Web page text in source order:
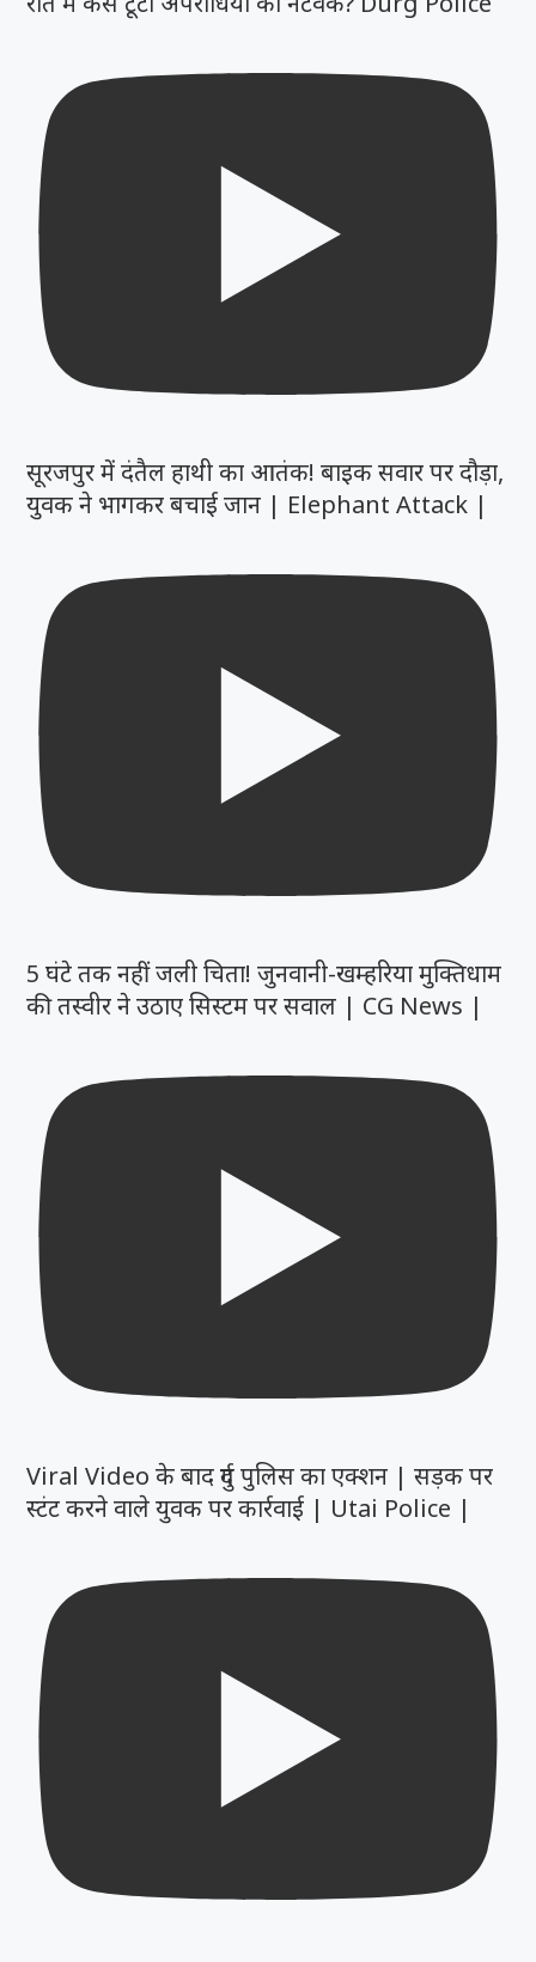
सूरजपुर में दंतैल हाथी का आतंक! बाइक सवार पर दौड़ा,
युवक ने भागकर बचाई जान | Elephant Attack |
5 घंटे तक नहीं जली चिता! जुनवानी-खम्हरिया मुक्तिधाम
की तस्वीर ने उठाए सिस्टम पर सवाल | CG News |
Viral Video के बाद दुर्ग पुलिस का एक्शन | सड़क पर
स्टंट करने वाले युवक पर कार्रवाई | Utai Police |